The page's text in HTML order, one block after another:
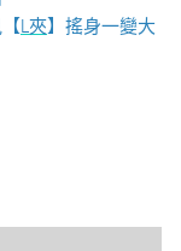
L夾】搖身一變大